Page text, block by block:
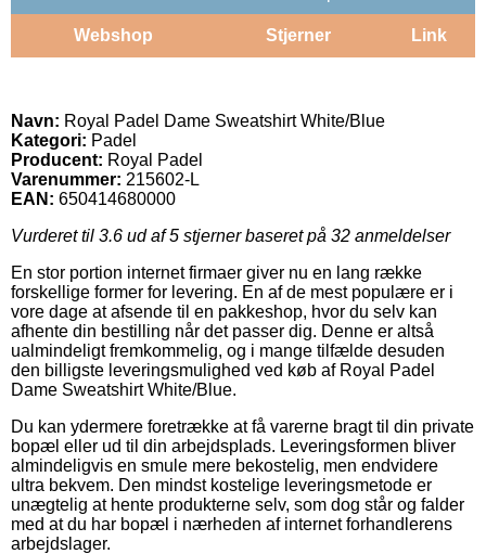
Webshop Stjerner Link
Navn: Royal Padel Dame Sweatshirt White/Blue
Kategori: Padel
Producent: Royal Padel
Varenummer: 215602-L
EAN: 650414680000
Vurderet til 3.6 ud af 5 stjerner baseret på 32 anmeldelser
En stor portion internet firmaer giver nu en lang række
forskellige former for levering. En af de mest populære er i
vore dage at afsende til en pakkeshop, hvor du selv kan
afhente din bestilling når det passer dig. Denne er altså
ualmindeligt fremkommelig, og i mange tilfælde desuden
den billigste leveringsmulighed ved køb af Royal Padel
Dame Sweatshirt White/Blue.
Du kan ydermere foretrække at få varerne bragt til din private
bopæl eller ud til din arbejdsplads. Leveringsformen bliver
almindeligvis en smule mere bekostelig, men endvidere
ultra bekvem. Den mindst kostelige leveringsmetode er
unægtelig at hente produkterne selv, som dog står og falder
med at du har bopæl i nærheden af internet forhandlerens
arbejdslager.